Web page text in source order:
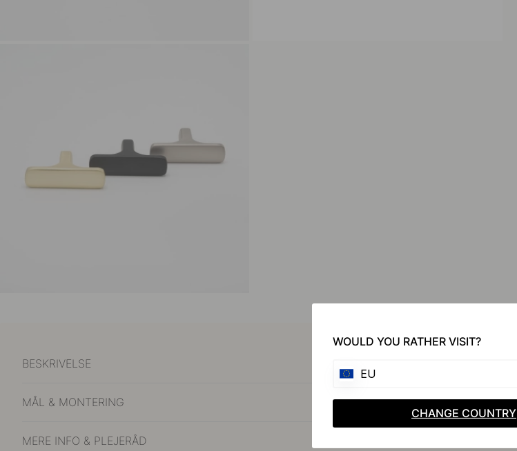
BESKRIVELSE
MÅL & MONTERING
MERE INFO & PLEJERÅD
WOULD YOU RATHER VISIT?
EU
CHANGE COUNTRY